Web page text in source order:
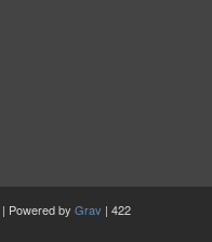
| Powered by Grav | 422